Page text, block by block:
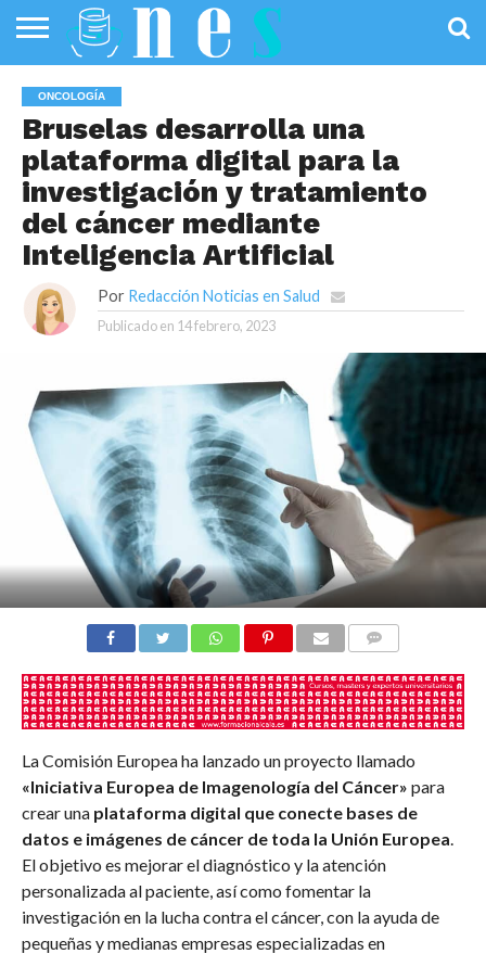
PÚBLICA
SANIDAD
INVESTIGACIÓN
ENTREVISTAS
PROFESIONALES
DE LA SALUD
INFOGRAFÍAS
DE SALUD
OPINIÓN
ONCOLOGÍA
Bruselas desarrolla una
plataforma digital para la
investigación y tratamiento
del cáncer mediante
Inteligencia Artificial
Por Redacción Noticias en Salud
Publicado en 14 febrero, 2023
La Comisión Europea ha lanzado un proyecto llamado
«Iniciativa Europea de Imagenología del Cáncer» para
crear una plataforma digital que conecte bases de
datos e imágenes de cáncer de toda la Unión Europea
El objetivo es mejorar el diagnóstico y la atención
personalizada al paciente, así como fomentar la
investigación en la lucha contra el cáncer, con la ayuda de
pequeñas y medianas empresas especializadas en